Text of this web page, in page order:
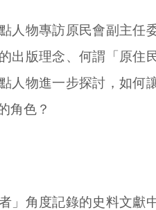
物專訪原民會副主任委
出版理念、何謂「原住
人物進一步探討，如何
角色？
角度記錄的史料文獻中